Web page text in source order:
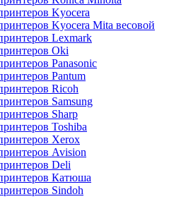
Kyocera
Kyocera Mita весовой
Lexmark
Oki
Panasonic
Pantum
Ricoh
Samsung
Sharp
Toshiba
Xerox
Avision
Deli
Катюша
Sindoh